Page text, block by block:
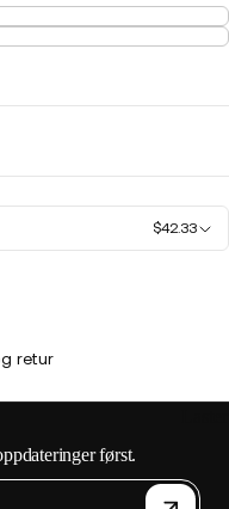
$42.33
retur
først.